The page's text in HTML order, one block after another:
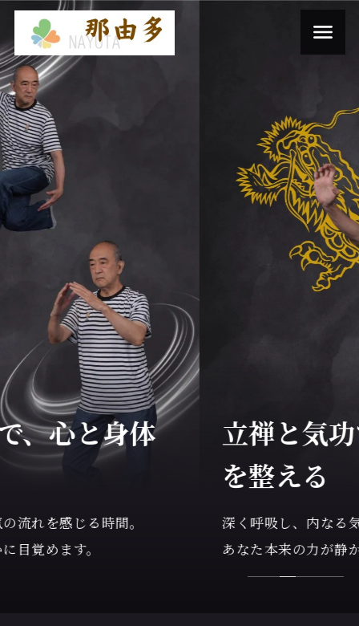
立禅と気功で、心と身体
を整える
深く呼吸し、内なる気の流れを感じる時間。
あなた本来の力が静かに目覚めます。